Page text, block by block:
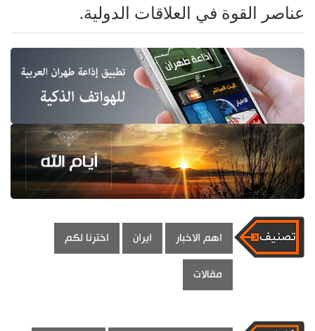
عناصر القوة في العلاقات الدولية.
اهم الاخبار ايران اخترنا لكم
مقالات